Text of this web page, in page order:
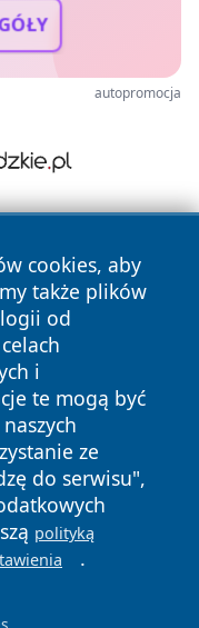
autopromocja
cookies, aby
także plików
od
i
te mogą być
ze
do serwisu",
polityką
.
prawa zastrzeżone.
Polityka
Cookies